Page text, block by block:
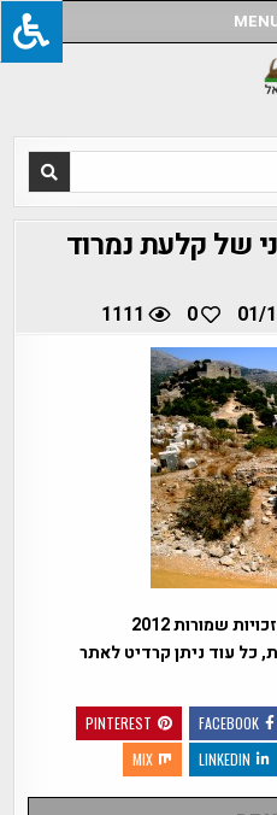
של קלעת נמרוד
0
1111
שמורות 2012
כל עוד ניתן קרדיט לאתר
FACEBOOK
PINTEREST
LINKEDIN
MIX